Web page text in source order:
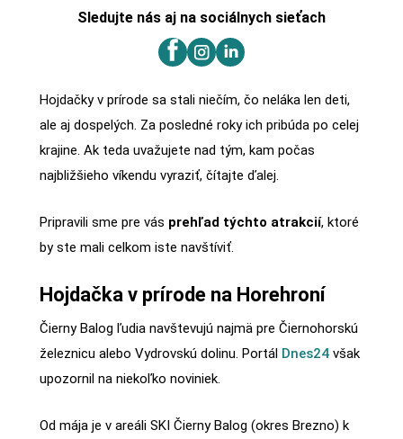
Sledujte nás aj na sociálnych sieťach
Hojdačky v prírode sa stali niečím, čo neláka len deti,
ale aj dospelých. Za posledné roky ich pribúda po celej
krajine. Ak teda uvažujete nad tým, kam počas
najbližšieho víkendu vyraziť, čítajte ďalej.
Pripravili sme pre vás prehľad týchto atrakcií, ktoré
by ste mali celkom iste navštíviť.
Hojdačka v prírode na Horehroní
Čierny Balog ľudia navštevujú najmä pre Čiernohorskú
železnicu alebo Vydrovskú dolinu. Portál Dnes24však
upozornil na niekoľko noviniek.
Od mája je v areáli SKI Čierny Balog (okres Brezno) k